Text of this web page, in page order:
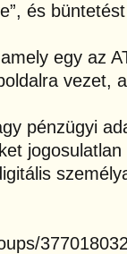
és
egy az
vezet,
pénzügyi